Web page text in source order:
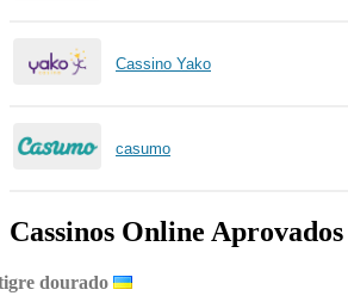
Cassino Yako
casumo
Cassinos Online Aprovados
dourado